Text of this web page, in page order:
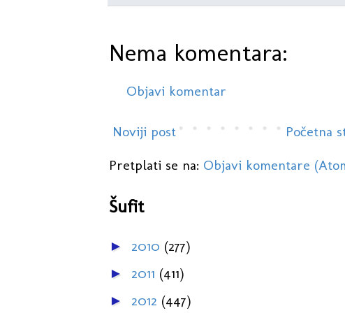
Nema komentara:
Objavi komentar
Noviji post
Početna
Pretplati se na: Objavi komentare
Šufit
► 2010 (277)
► 2011 (411)
► 2012 (447)